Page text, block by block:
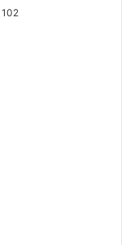
102